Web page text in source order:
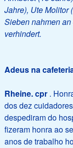
Jahre), Ute Molitor
Sieben nahmen
verhindert.
Adeus na
Rheine. cpr .
dos dez
despediram do
fizeram honra ao
anos de trabalho